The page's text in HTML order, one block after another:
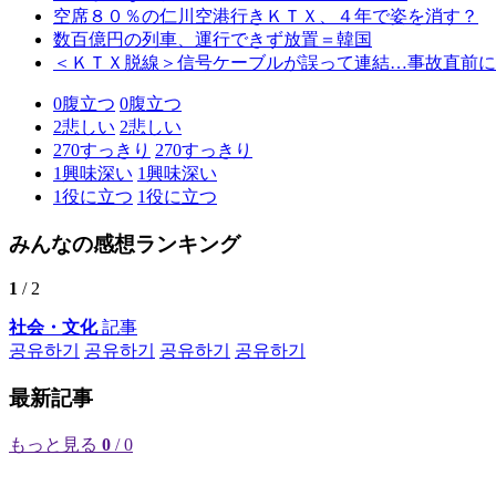
空席８０％の仁川空港行きＫＴＸ、４年で姿を消す？
数百億円の列車、運行できず放置＝韓国
＜ＫＴＸ脱線＞信号ケーブルが誤って連結…事故直前
0腹立つ 0腹立つ
2悲しい 2悲しい
270すっきり 270すっきり
1興味深い 1興味深い
1役に立つ 1役に立つ
みんなの感想ランキング
1 / 2
社会・文化記事
공유하기
공유하기 공유하기 공유하기
最新記事
もっと見る 0 / 0